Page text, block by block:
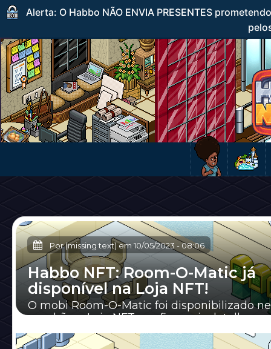
Alerta: O Habbo NÃO ENVIA PRESENTES
Por (missing text) em10/05/2023 - 08:06
Habbo NFT: Room-O-Matic já
disponível na Loja NFT!
O mobi Room-O-Matic foi disponibilizado
manhã na Loja NFT, confira mais detalhes a